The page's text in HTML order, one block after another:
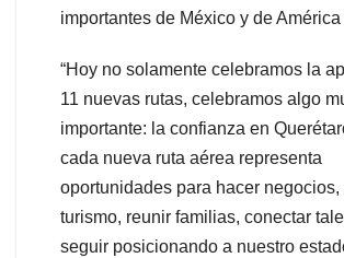
importantes de México y de
“Hoy no solamente celebramos la
11 nuevas rutas, celebramos algo
importante: la confianza en
cada nueva ruta aérea representa
oportunidades para hacer negocios,
turismo, reunir familias, conectar
seguir posicionando a nuestro